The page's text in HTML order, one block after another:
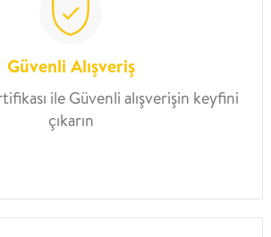
Güvenli Alışveriş
ile Güvenli alışverişin keyfini
çıkarın